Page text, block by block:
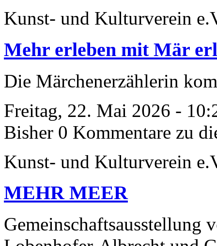
Kunst- und Kulturverein
Mehr erleben mit Mär
Die Märchenerzählerin
Freitag, 22. Mai 2026 -
Bisher 0 Kommentare zu
Kunst- und Kulturverein
MEHR MEER
Gemeinschaftsausstellung